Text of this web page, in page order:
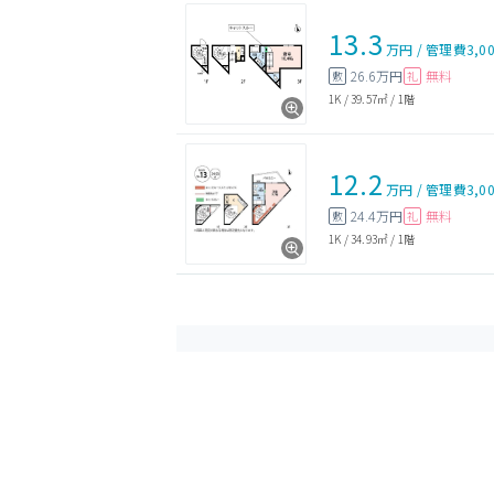
13.3 万円 /管理費
敷 26.6万円 礼 無料
1K /39.57㎡ / 1階
12.2 万円 /管理費
敷 24.4万円 礼 無料
1K /34.93㎡ / 1階